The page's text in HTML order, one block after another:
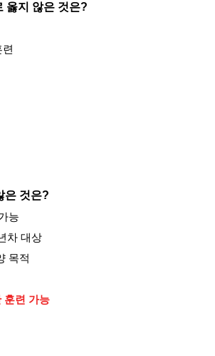
옳지 않은 것은?
은 것은?
능
차 대상
목적
훈련 가능